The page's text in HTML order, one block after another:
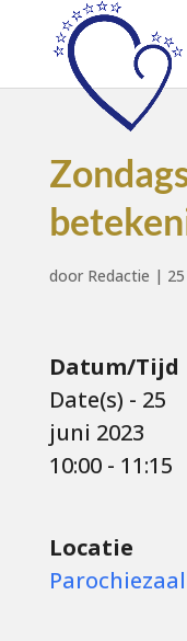
door Redactie |
Datum/Tijd
Date(s) - 25
juni 2023
10:00 - 11:15
Locatie